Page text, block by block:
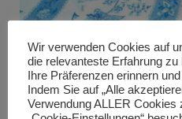
K-Wurf
Vater: Czaplador Casimir
Mutter: Josefin Fanny vom
Wir verwenden Cookies auf
die relevanteste Erfahrung
Ihre Präferenzen erinnern
Indem Sie auf „Alle
Verwendung ALLER Cookies